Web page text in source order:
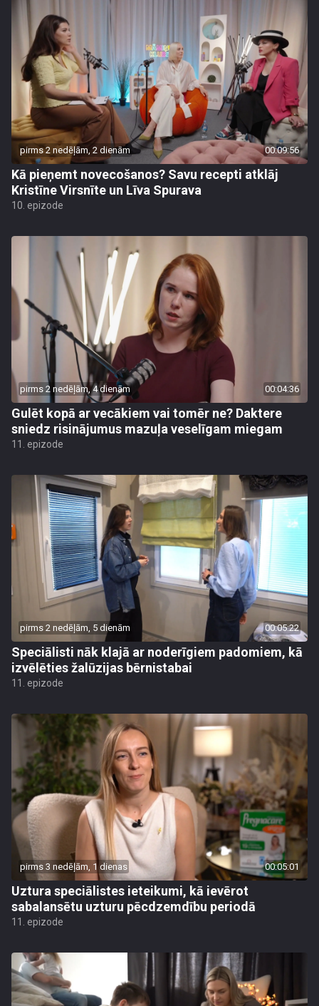
pirms 2 nedēļām, 2 dienām 00:09:56
Kā pieņemt novecošanos? Savu recepti atklāj
Kristīne Virsnīte un Līva Spurava
10. epizode
pirms 2 nedēļām, 4 dienām 00:04:36
Gulēt kopā ar vecākiem vai tomēr ne? Daktere
sniedz risinājumus mazuļa veselīgam miegam
11. epizode
pirms 2 nedēļām, 5 dienām 00:05:22
Speciālisti nāk klajā ar noderīgiem padomiem, kā
izvēlēties žalūzijas bērnistabai
11. epizode
pirms 3 nedēļām, 1 dienas 00:05:01
Uztura speciālistes ieteikumi, kā ievērot
sabalansētu uzturu pēcdzemdību periodā
11. epizode